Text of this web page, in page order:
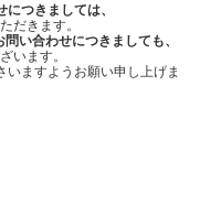
つきましては、
だきます。
問い合わせにつきましても、
います。
いますようお願い申し上げま